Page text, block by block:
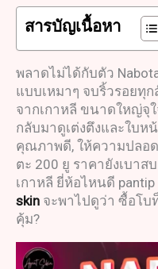
สารบัญเนื้อหา
พลาดไม่ได้กับตัว
แบบเหมาๆ จบริ้วรอยทุ
จากเกาหลี ขนาดใหญ่จุ
กลับมาดูเต่งตึงและใบห
คุณภาพดี, ให้ความปลอ
ตะ 200 ยู ราคายังเบา
เกาหลี ยี่ห้อไหนดี
skin จะพาไปดูว่า ซื้อโ
คุ้ม?